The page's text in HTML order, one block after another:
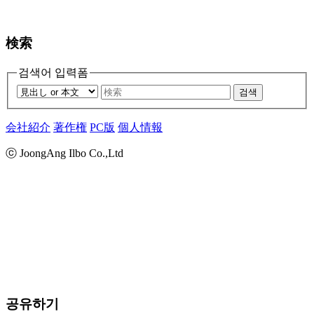
検索
검색어 입력폼
검색
会社紹介 著作権 PC版 個人情報
ⓒ JoongAng Ilbo Co.,Ltd
공유하기